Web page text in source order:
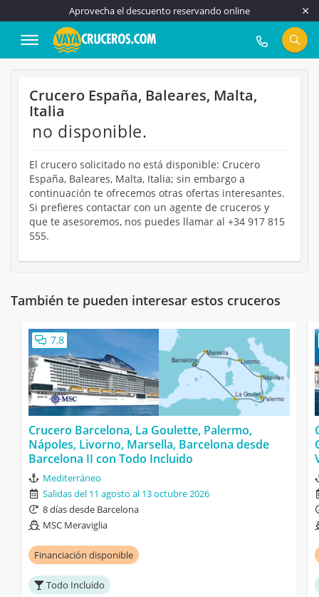
Aprovecha el descuento reservando online
917 815 555
Crucero España, Baleares, Malta,
Italia
no disponible.
El crucero solicitado no está disponible: Crucero
España, Baleares, Malta, Italia; sin embargo a
continuación te ofrecemos otras ofertas interesantes.
Si prefieres contactar con un agente de cruceros y
que te asesoremos, nos puedes llamar al +34 917 815
555.
También te pueden interesar estos cruceros
7,8
Crucero Barcelona, La Goulette, Palermo,
Nápoles, Livorno, Marsella, Barcelona desde
Barcelona II con Todo Incluido
Mediterráneo
Salidas del 11 agosto al 13 octubre 2026
8 días desde Barcelona
MSC Meraviglia
Financiación disponible
Todo Incluido